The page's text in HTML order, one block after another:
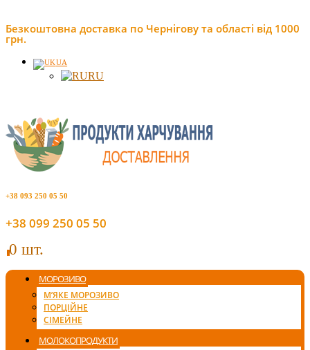
Безкоштовна доставка по Чернігову та області від 1000
грн.
UA
RU
+38 093 250 05 50
+38 099 250 05 50
00 шт.
МОРОЗИВО
М’ЯКЕ МОРОЗИВО
ПОРЦІЙНЕ
СІМЕЙНЕ
МОЛОКОПРОДУКТИ